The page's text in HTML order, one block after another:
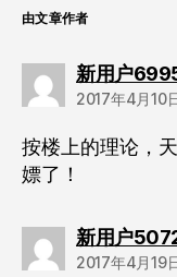
由文章作者
新用户
2017年4月10
按楼上的理论，
嫖了！
新用户
2017年4月19